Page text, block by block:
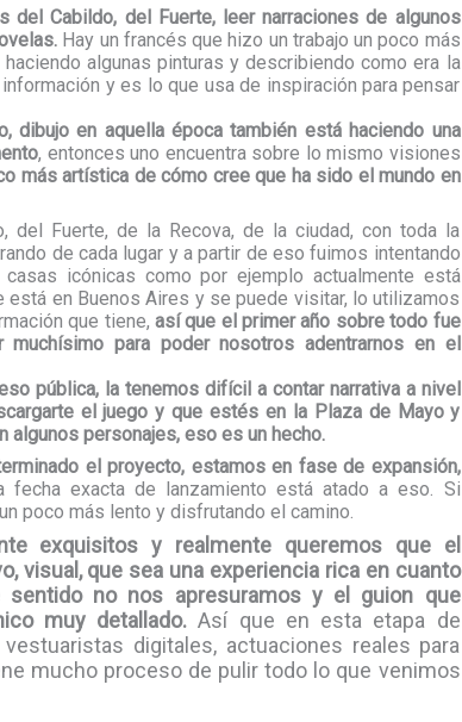
del Cabildo, del Fuerte, leer narraciones de algunos
Hay un francés que hizo un trabajo un poco más
algunas pinturas y describiendo como era la
y es lo que usa de inspiración para pensar
dibujo en aquella época también está haciendo una
, entonces uno encuentra sobre lo mismo visiones
más artística de cómo cree que ha sido el mundo en
del Fuerte, de la Recova, de la ciudad, con toda la
de cada lugar y a partir de eso fuimos intentando
icónicas como por ejemplo actualmente está
en Buenos Aires y se puede visitar, lo utilizamos
que tiene,así que el primer año sobre todo fue
para poder nosotros adentrarnos en el
pública, la tenemos difícil a contar narrativa a nivel
el juego y que estés en la Plaza de Mayo y
algunos personajes, eso es un hecho.
el proyecto, estamos en fase de expansión,
fecha exacta de lanzamiento está atado a eso. Si
poco más lento y disfrutando el camino.
exquisitos y realmente queremos que el
visual, que sea una experiencia rica en cuanto
no nos apresuramos y el guion que
muy detallado. Así que en esta etapa de
digitales, actuaciones reales para
mucho proceso de pulir todo lo que venimos